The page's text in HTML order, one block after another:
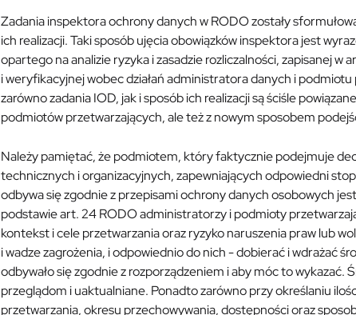
Zadania inspektora ochrony danych w RODO zostały
ich realizacji. Taki sposób ujęcia obowiązków inspektora jest
opartego na analizie ryzyka i zasadzie rozliczalności, zapisanej
i weryfikacyjnej wobec działań administratora danych i
zarówno zadania IOD, jak i sposób ich realizacji są ściśle
podmiotów przetwarzających, ale też z nowym sposobem
Należy pamiętać, że podmiotem, który faktycznie podejmuje
technicznych i organizacyjnych, zapewniających odpowiedni
odbywa się zgodnie z przepisami ochrony danych osobowych
podstawie art. 24 RODO administratorzy i podmioty
kontekst i cele przetwarzania oraz ryzyko naruszenia praw lub
i wadze zagrożenia, i odpowiednio do nich - dobierać i wdrażać
odbywało się zgodnie z rozporządzeniem i aby móc to
przeglądom i uaktualniane. Ponadto zarówno przy określaniu
przetwarzania, okresu przechowywania, dostępności oraz